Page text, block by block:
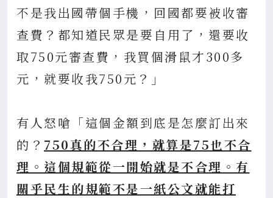
不是我出國帶個手機，回國都要被收審
查費？都知道民眾是要自用了，還要收
取750元審查費，我買個滑鼠才300多
元，就要收我750元？」
有人怒嗆「這個金額到底是怎麼訂出來
的？ 750真的不合理，就算是75也不合
理。這個規範從一開始就是不合理。有
關乎民生的規範不是一紙公文就能打